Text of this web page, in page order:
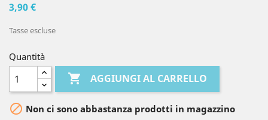
3,90 €
Tasse escluse
Quantità
 AGGIUNGI AL CARRELLO
 Non ci sono abbastanza prodotti in magazzino